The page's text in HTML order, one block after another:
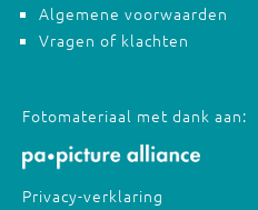
Algemene voorwaarden
Vragen of klachten
Fotomateriaal met dank aan:
Privacy-verklaring